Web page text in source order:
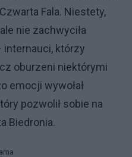
Fala. Niestety,
nie zachwyciła
internauci, którzy
oburzeni niektórymi
emocji wywołał
pozwolił sobie na
Biedronia.